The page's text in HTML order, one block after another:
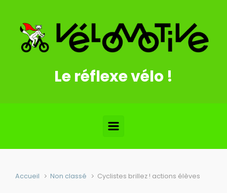
Le réflexe vélo !
Accueil Non classé Cyclistes brillez ! actions élèves